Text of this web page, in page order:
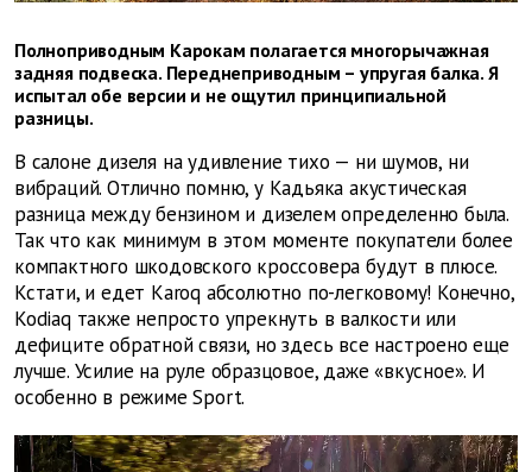
Полноприводным Карокам полагается многорычажная
задняя подвеска. Переднеприводным – упругая балка. Я
испытал обе версии и не ощутил принципиальной
разницы.
В салоне дизеля на удивление тихо — ни шумов, ни
вибраций. Отлично помню, у Кадьяка акустическая
разница между бензином и дизелем определенно была.
Так что как минимум в этом моменте покупатели более
компактного шкодовского кроссовера будут в плюсе.
Кстати, и едет Karoq абсолютно по-легковому! Конечно,
Kodiaq также непросто упрекнуть в валкости или
дефиците обратной связи, но здесь все настроено еще
лучше. Усилие на руле образцовое, даже «вкусное». И
особенно в режиме Sport.